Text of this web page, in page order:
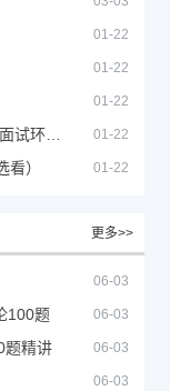
01-22
01-22
01-22
01-22
） 01-22
更多>>
06-03
100题 06-03
题精讲 06-03
06-03